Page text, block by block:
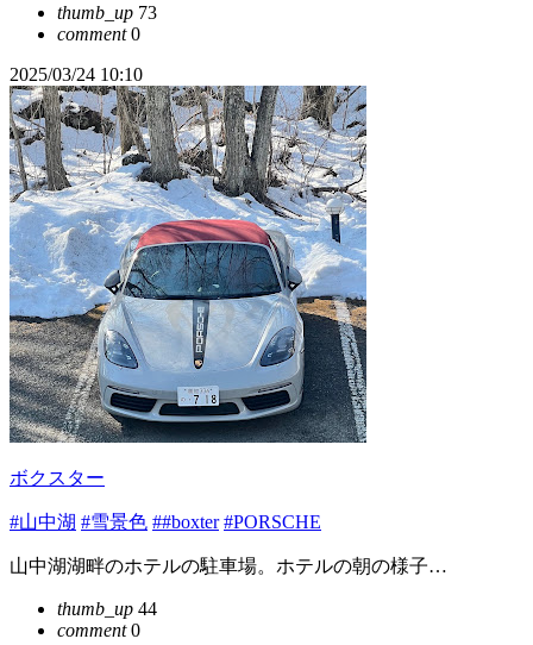
thumb_up 73
comment0
2025/03/24 10:10
ボクスター
#山中湖 #雪景色 ##boxter #PORSCHE
山中湖湖畔のホテルの駐車場。ホテルの朝の様子…
thumb_up 44
comment0